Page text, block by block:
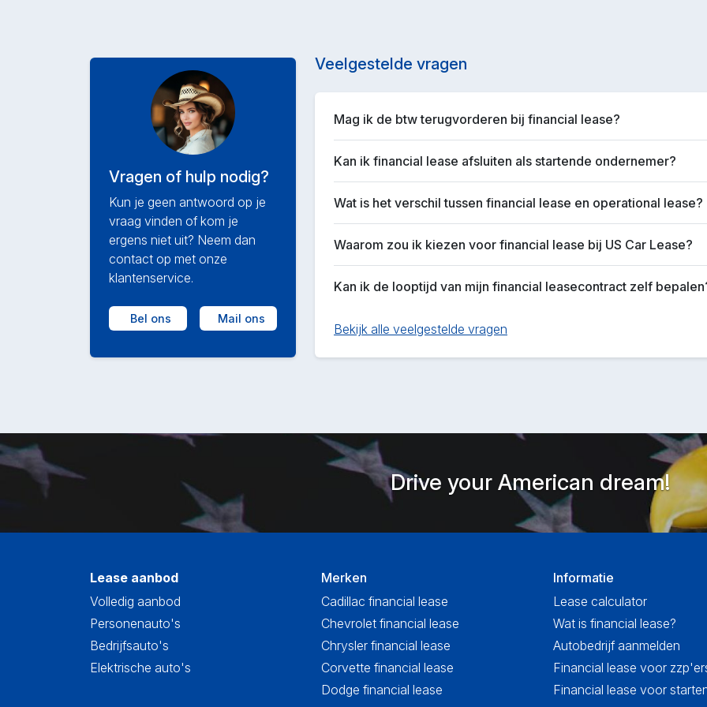
Veelgestelde vragen
Mag ik de btw terugvorderen bij financial lease?
Kan ik financial lease afsluiten als startende ondernemer?
Wat is het verschil tussen financial lease en operational lease?
Waarom zou ik kiezen voor financial lease bij US Car Lease?
Kan ik de looptijd van mijn financial leasecontract zelf
Bekijk alle veelgestelde vragen
Vragen of hulp nodig?
Kun je geen antwoord op je
vraag vinden of kom je
ergens niet uit? Neem dan
contact op met onze
klantenservice.
Bel ons Mail ons
Drive your American dream!
Lease aanbod
Volledig aanbod
Personenauto's
Bedrijfsauto's
Elektrische auto's
Merken
Cadillac financial lease
Chevrolet financial lease
Chrysler financial lease
Corvette financial lease
Dodge financial lease
Informatie
Lease calculator
Wat is financial lease?
Autobedrijf aanmelden
Financial lease voor
Financial lease voor